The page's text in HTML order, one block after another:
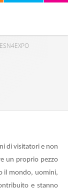
di visitatori e non
un proprio pezzo
il mondo, uomini,
e stanno